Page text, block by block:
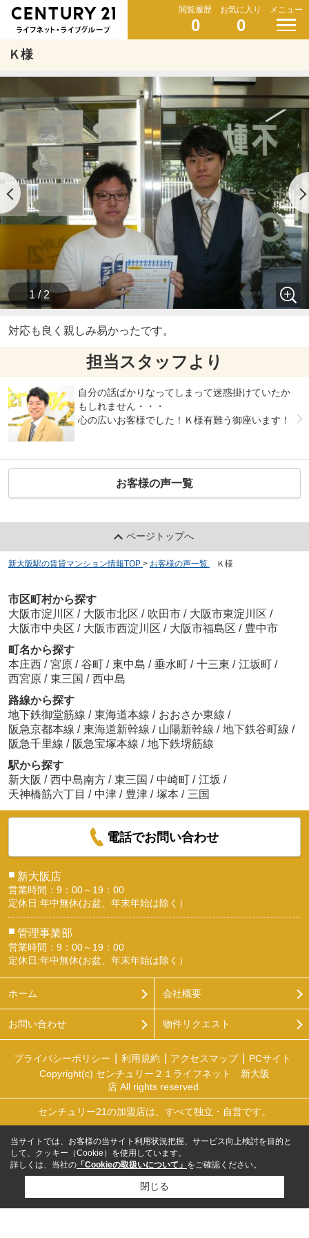
閲覧履歴
0
お気に入り
0
メニュー
Ｋ様
1 / 2
対応も良く親しみ易かったです。
担当スタッフより
自分の話ばかりなってしまって迷惑掛けていたか
もしれません・・・
心の広いお客様でした！Ｋ様有難う御座います！
お客様の声一覧
ページトップへ
新大阪駅の賃貸マンション情報TOP > お客様の声一覧 Ｋ様
市区町村から探す
大阪市淀川区 / 大阪市北区 / 吹田市 / 大阪市東淀川区 /
大阪市中央区 / 大阪市西淀川区 / 大阪市福島区 / 豊中市
町名から探す
本庄西 / 宮原 / 谷町 / 東中島 / 垂水町 / 十三東 / 江坂町 /
西宮原 / 東三国 / 西中島
路線から探す
地下鉄御堂筋線 / 東海道本線 / おおさか東線 /
阪急京都本線 / 東海道新幹線 / 山陽新幹線 / 地下鉄谷町線 /
阪急千里線 / 阪急宝塚本線 / 地下鉄堺筋線
駅から探す
新大阪 / 西中島南方 / 東三国 / 中崎町 / 江坂 /
天神橋筋六丁目 / 中津 / 豊津 / 塚本 / 三国
電話でお問い合わせ
■ 新大阪店
営業時間：9：00～19：00
定休日:年中無休(お盆、年末年始は除く）
■ 管理事業部
営業時間：9：00～19：00
定休日:年中無休(お盆、年末年始は除く）
ホーム 会社概要
お問い合わせ 物件リクエスト
プライバシーポリシー 利用規約 アクセスマップ
PCサイト
Copyright(c) センチュリー２１ライフネット 新大阪
店 All rights reserved.
センチュリー21の加盟店は、すべて独立・自営です。
当サイトでは、お客様の当サイト利用状況把握、サービス向上検討を目的と
して、クッキー（Cookie）を使用しています。
詳しくは、当社の 「Cookieの取扱いについて」 をご確認ください。
閉じる